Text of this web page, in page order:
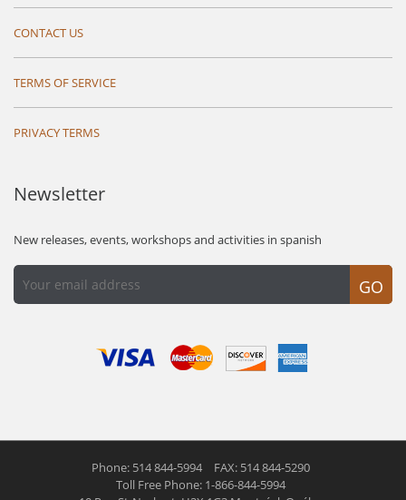
CONTACT US
TERMS OF SERVICE
PRIVACY TERMS
Newsletter
New releases, events, workshops and activities in spanish
GO
Phone: 514 844-5994
FAX: 514 844-5290
Toll Free Phone: 1-866-844-5994